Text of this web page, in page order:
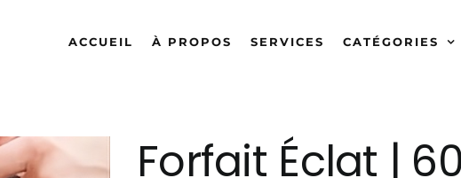
ACCUEIL À PROPOS SERVICES CATÉGORIES
Forfait Éclat |